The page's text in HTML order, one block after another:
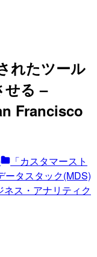
れたツール
せる –
Francisco
「カスタマースト
ータスタック(MDS)
ネス・アナリティク